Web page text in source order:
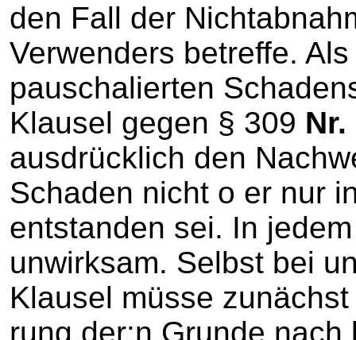
den Fall der
Verwenders betreffe.
pauschalierten
Klausel gegen § 309 Nr.
ausdrücklich den
Schaden nicht o er nur
entstanden sei. In
unwirksam. Selbst bei
Klausel müsse
rung der:n Grunde